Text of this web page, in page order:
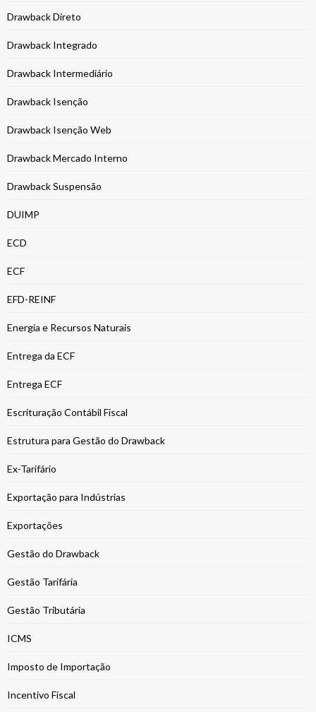
Drawback Direto
Drawback Integrado
Drawback Intermediário
Drawback Isenção
Drawback Isenção Web
Drawback Mercado Interno
Drawback Suspensão
DUIMP
ECD
ECF
EFD-REINF
Energia e Recursos Naturais
Entrega da ECF
Entrega ECF
Escrituração Contábil Fiscal
Estrutura para Gestão do Drawback
Ex-Tarifário
Exportação para Indústrias
Exportações
Gestão do Drawback
Gestão Tarifária
Gestão Tributária
ICMS
Imposto de Importação
Incentivo Fiscal